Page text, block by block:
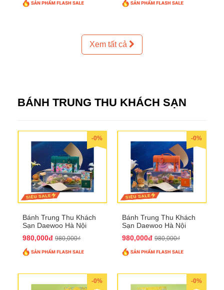
Xem tất cả
BÁNH TRUNG THU KHÁCH SẠN
-0%
Bánh Trung Thu Khách
Sạn Daewoo Hà Nội
QTTT30
980,000đ 980,000₫
-0%
Bánh Trung Thu Khách
Sạn Daewoo Hà Nội
QTTT31
980,000đ 980,000₫
-0% -0%